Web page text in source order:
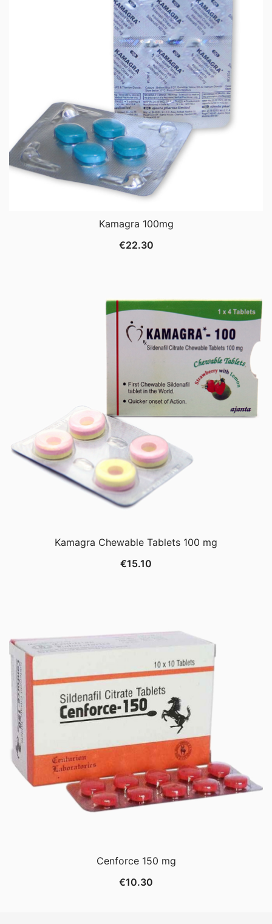
Kamagra 100mg
€22.30
Kamagra Chewable Tablets 100 mg
€15.10
Cenforce 150 mg
€10.30